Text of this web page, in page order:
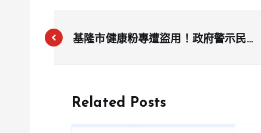
基隆市健康粉專遭盜用！政府警示民眾
Related Posts